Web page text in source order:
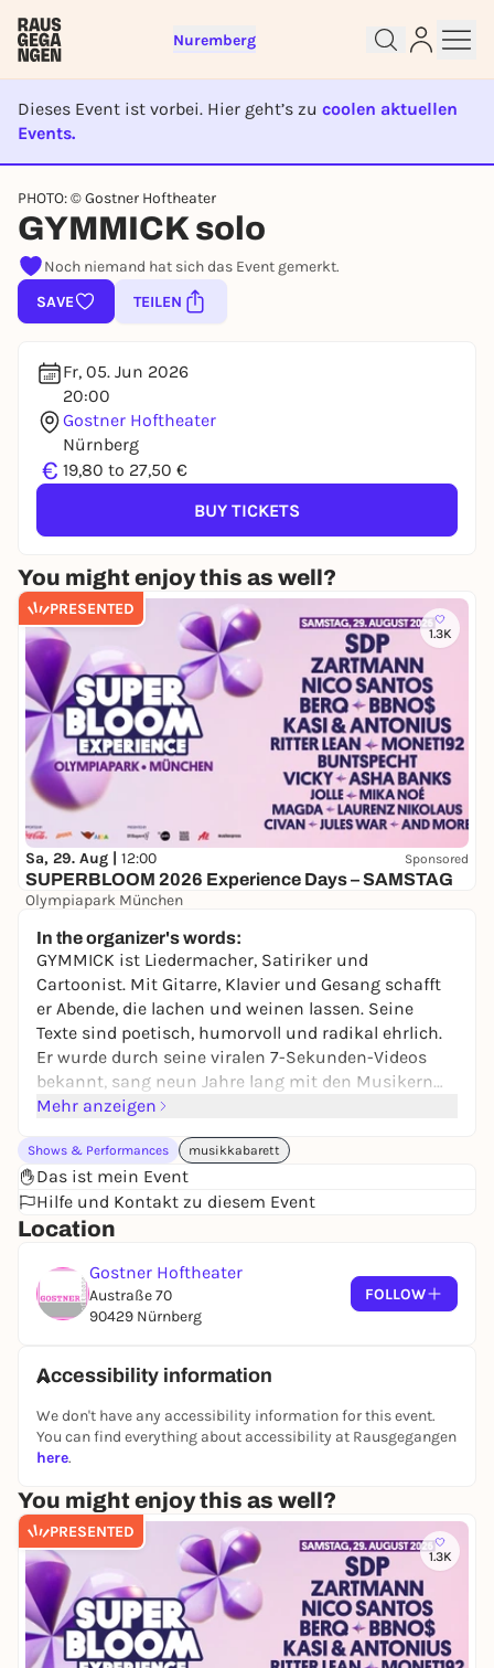
Nuremberg
Dieses Event ist vorbei. Hier geht’s zu coolen aktuellen
Events.
EVENT IST BEENDET
PHOTO: © Gostner Hoftheater
GYMMICK solo
Noch niemand hat sich das Event gemerkt.
SAVE
TEILEN
Fr, 05. Jun 2026
20:00
Gostner Hoftheater
Nürnberg
€ 19,80 to 27,50 €
BUY TICKETS
You might enjoy this as well?
PRESENTED
1.3K
Sa, 29. Aug | 12:00 Sponsored
SUPERBLOOM 2026 Experience Days – SAMSTAG
Olympiapark München
In the organizer's words:
GYMMICK ist Liedermacher, Satiriker und
Cartoonist. Mit Gitarre, Klavier und Gesang schafft
er Abende, die lachen und weinen lassen. Seine
Texte sind poetisch, humorvoll und radikal ehrlich.
Er wurde durch seine viralen 7-Sekunden-Videos
bekannt, sang neun Jahre lang mit den Musikern
von TON STEINE SCHERBEN und teilte Bühnen mit
Konzerte sind pur und intensiv – ein Treffen mit
einem Freund, der die Welt zerlegt, sie wieder
zusammenbaut und dir dabei Tränen in die Augen
treibt – vor Lachen und vor Rührung. Außerdem gibt
Platte mit GYMMICK & DIE ERBEN. Wer ihn live
erlebt, wird ihn nicht mehr vergessen.
Mehr anzeigen
Shows & Performances musikkabarett
Das ist mein Event
Hilfe und Kontakt zu diesem Event
Location
Gostner Hoftheater
Austraße 70
90429 Nürnberg
FOLLOW
Accessibility information
We don't have any accessibility information for this event.
You can find everything about accessibility at Rausgegangen
here.
You might enjoy this as well?
PRESENTED
1.3K
Sign up for free and get started
right away
To like events, follow pages, or participate in
lotteries, you need a free Rausgegangen account.
REGISTER FOR FREE NOW